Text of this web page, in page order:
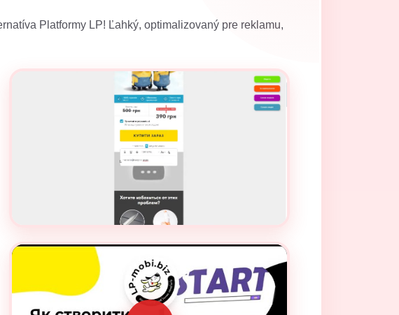
Platformy LP! Ľahký, optimalizovaný pre reklamu,